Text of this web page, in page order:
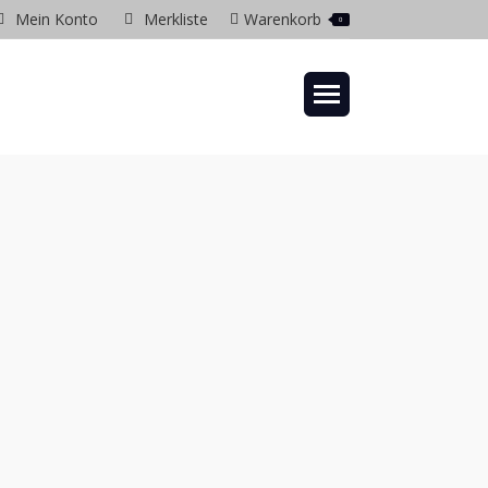
Mein Konto Merkliste Warenkorb 0